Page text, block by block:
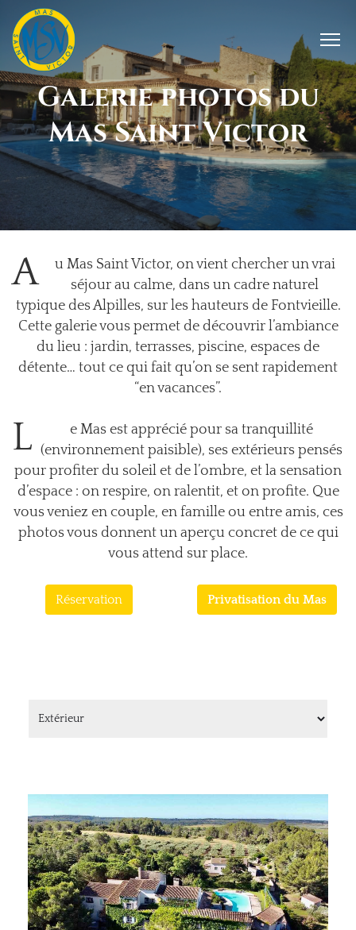
Galerie photos du
Mas Saint Victor
A
u Mas Saint Victor, on vient chercher un vrai
séjour au calme, dans un cadre naturel
typique des Alpilles, sur les hauteurs de Fontvieille.
Cette galerie vous permet de découvrir l’ambiance
du lieu : jardin, terrasses, piscine, espaces de
détente… tout ce qui fait qu’on se sent rapidement
“en vacances”.
L
e Mas est apprécié pour sa tranquillité
(environnement paisible), ses extérieurs pensés
pour profiter du soleil et de l’ombre, et la sensation
d’espace : on respire, on ralentit, et on profite. Que
vous veniez en couple, en famille ou entre amis, ces
photos vous donnent un aperçu concret de ce qui
vous attend sur place.
Réservation Privatisation du Mas